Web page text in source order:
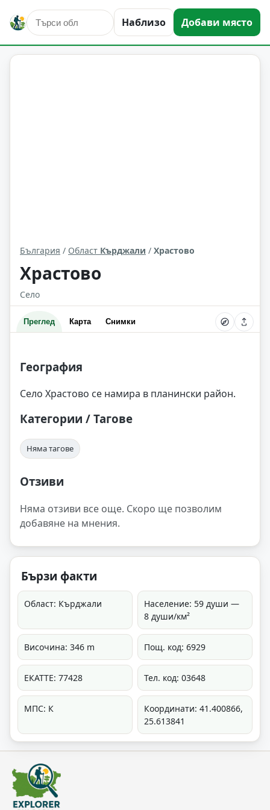
Наблизо Добави място
Храстово Област: Кърджали
България / Област Кърджали / Храстово
Храстово
Село
Преглед Карта Снимки
География
Село Храстово се намира в планински район.
Категории / Тагове
Няма тагове
Отзиви
Няма отзиви все още. Скоро ще позволим
добавяне на мнения.
Бързи факти
Област: Кърджали
Население: 59 души —
8 души/км²
Височина: 346 m Пощ. код: 6929
ЕКАТТЕ: 77428 Тел. код: 03648
МПС: К
Координати: 41.400866,
25.613841